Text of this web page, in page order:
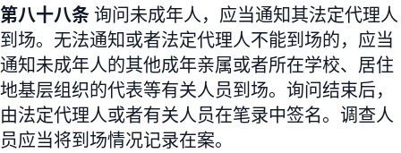
第八十八条询问未成年人，应当通知其法定代理人
到场。无法通知或者法定代理人不能到场的，应当
通知未成年人的其他成年亲属或者所在学校、居住
地基层组织的代表等有关人员到场。询问结束后，
由法定代理人或者有关人员在笔录中签名。调查人
员应当将到场情况记录在案。